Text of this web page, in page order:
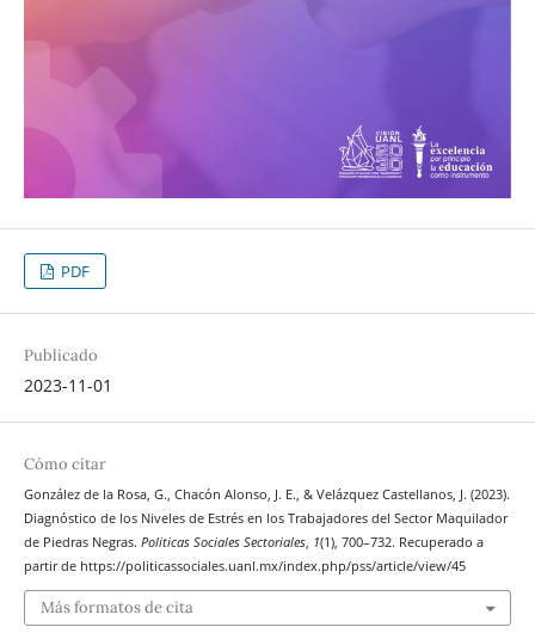
PDF
Publicado
2023-11-01
Cómo citar
González de la Rosa, G., Chacón Alonso, J. E., & Velázquez Castellanos, J. (2023).
Diagnóstico de los Niveles de Estrés en los Trabajadores del Sector Maquilador
de Piedras Negras. Politicas Sociales Sectoriales, 1(1), 700–732. Recuperado a
partir de https://politicassociales.uanl.mx/index.php/pss/article/view/45
Más formatos de cita